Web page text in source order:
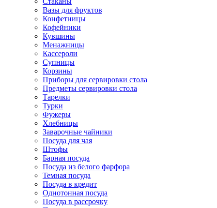
Вазы для фруктов
Конфетницы
Кофейники
Кувшины
Менажницы
Кассероли
Супницы
Корзины
Приборы для сервировки стола
Предметы сервировки стола
Тарелки
Турки
Фужеры
Хлебницы
Заварочные чайники
Посуда для чая
Штофы
Барная посуда
Посуда из белого фарфора
Темная посуда
Посуда в кредит
Однотонная посуда
Посуда в рассрочку